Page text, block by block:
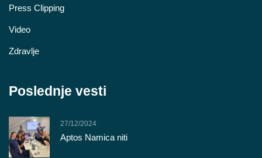
Press Clipping
Video
Zdravlje
Poslednje vesti
27/12/2024
Aptos Namica niti